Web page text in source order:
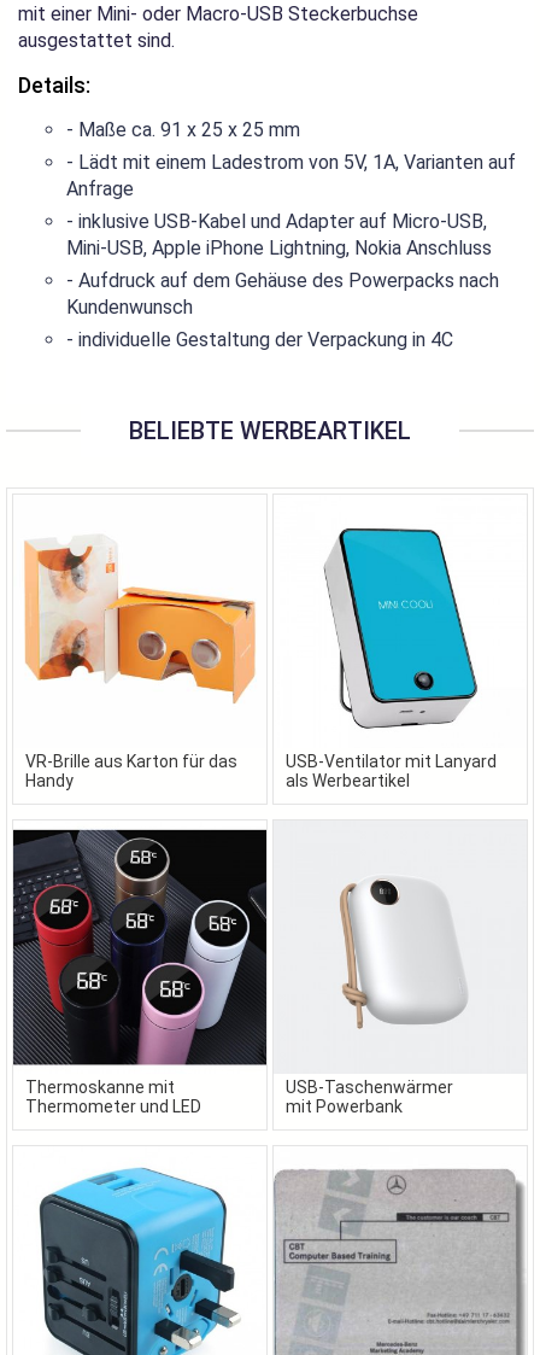
mit einer Mini- oder Macro-USB Steckerbuchse
ausgestattet sind.
Details:
- Maße ca. 91 x 25 x 25 mm
- Lädt mit einem Ladestrom von 5V, 1A, Varianten auf
Anfrage
- inklusive USB-Kabel und Adapter auf Micro-USB,
Mini-USB, Apple iPhone Lightning, Nokia Anschluss
- Aufdruck auf dem Gehäuse des Powerpacks nach
Kundenwunsch
- individuelle Gestaltung der Verpackung in 4C
BELIEBTE WERBEARTIKEL
VR-Brille aus Karton für das
Handy
USB-Ventilator mit Lanyard
als Werbeartikel
Thermoskanne mit
Thermometer und LED
Display
USB-Taschenwärmer
mit Powerbank